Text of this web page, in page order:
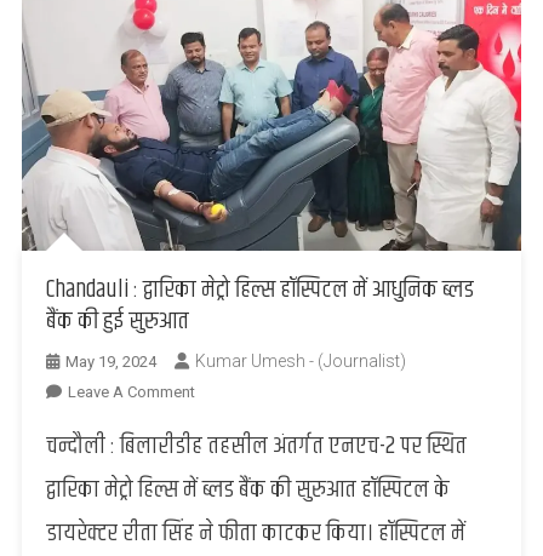
Chandauli : द्वारिका मेट्रो हिल्स हॉस्पिटल में आधुनिक ब्लड
बैंक की हुई सुरुआत
May 19, 2024 Kumar Umesh - (Journalist)
Leave A CommentOn
:
द्वारिका
मेट्रो
हिल्स
चन्दौली : बिलारीडीह तहसील अंतर्गत एनएच-2 पर स्थित
द्वारिका मेट्रो हिल्स में ब्लड बैंक की सुरुआत हॉस्पिटल के
डायरेक्टर रीता सिंह ने फीता काटकर किया। हॉस्पिटल में